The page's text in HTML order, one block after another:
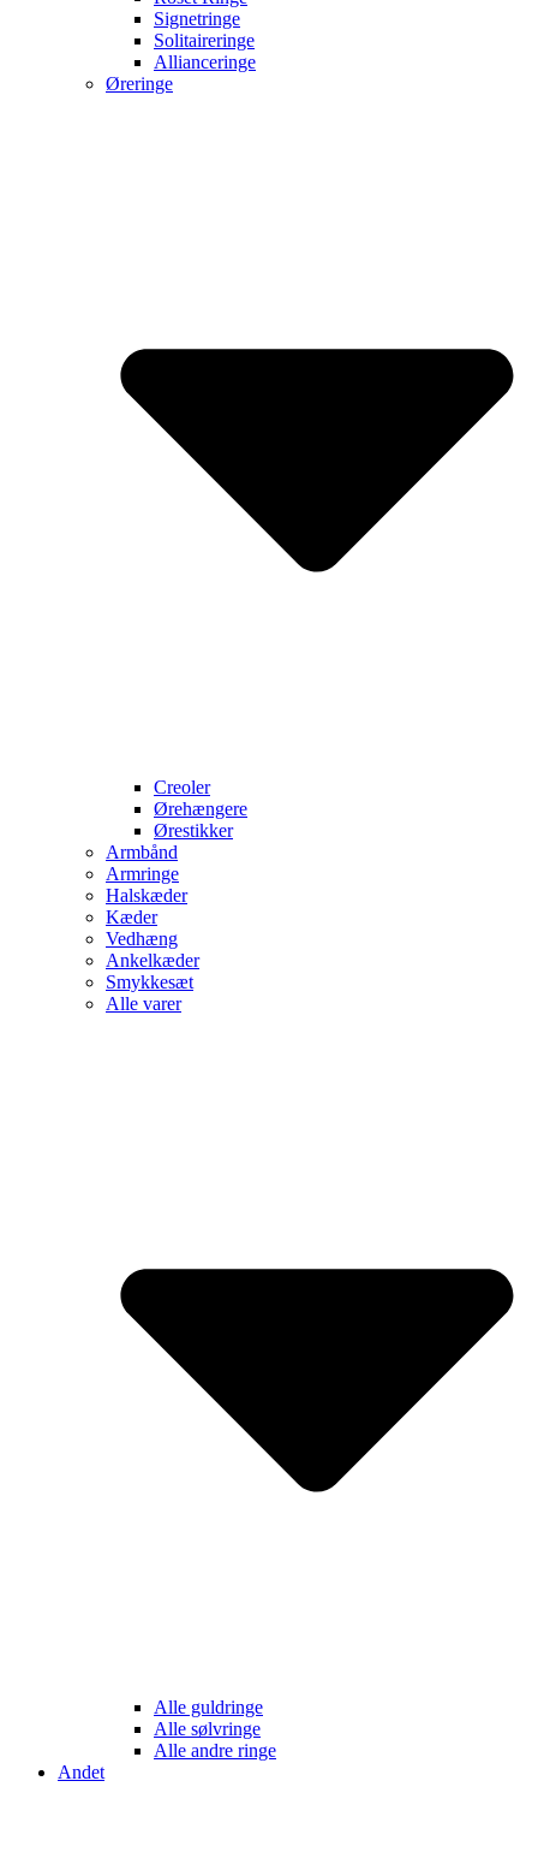
Signetringe
Solitaireringe
Allianceringe
Øreringe
Creoler
Ørehængere
Ørestikker
Armbånd
Armringe
Halskæder
Kæder
Vedhæng
Ankelkæder
Smykkesæt
Alle varer
Alle guldringe
Alle sølvringe
Alle andre ringe
Andet